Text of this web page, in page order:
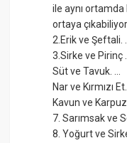
ile aynı
ortaya
2.Erik ve Şeftali.
3.Sirke ve Pirinç
Süt ve Tavuk. ...
Nar ve Kırmızı
Kavun ve
7. Sarımsak ve
8. Yoğurt ve